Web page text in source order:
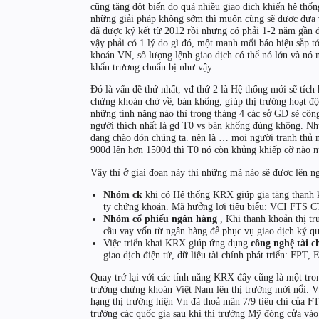
cũng tăng đột biến do quá nhiều giao dịch khiến hệ
những giải pháp không sớm thì muộn cũng sẽ được
đã được ký kết từ 2012 rồi nhưng có phải 1-2 năm gần
vậy phải có 1 lý do gì đó, một manh mối báo hiệu sắp
khoán VN, số lượng lệnh giao dịch có thể nó lớn và nó
khẩn trương chuẩn bị như vậy.
Đó là vấn đề thứ nhất, vđ thứ 2 là Hệ thống mới sẽ
chứng khoán chờ về, bán khống, giúp thị trường hoạt
những tính năng nào thì trong tháng 4 các sở GD sẽ
người thích nhất là gd T0 vs bán khống đúng không.
đang chào đón chúng ta. nên là … mọi người tranh
900đ lên hơn 1500đ thì T0 nó còn khủng khiếp cỡ nào
Vậy thì ở giai đoạn này thì những mã nào sẽ được lên
Nhóm ckkhi có Hệ thống KRX giúp gia tăng thanh
ty chứng khoán. Mã hưởng lợi tiêu biểu: VCI FTS
Nhóm cổ phiếu ngân hàng, Khi thanh khoản thị
cầu vay vốn từ ngân hàng để phục vụ giao dịch ký
Việc triển khai KRX giúp ứng dụng công nghệ tài
giao dịch điện tử, dữ liệu tài chính phát triển: FPT,
Quay trở lại với các tính năng KRX đây cũng là một
trường chứng khoán Việt Nam lên thị trường mới nổi.
hạng thị trường hiện Vn đã thoả mãn 7/9 tiêu chí của
trường các quốc gia sau khi thị trường Mỹ đóng cửa